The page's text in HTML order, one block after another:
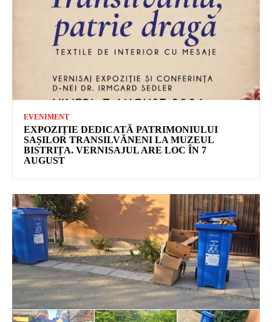
EVENIMENT
EXPOZIȚIE DEDICATĂ PATRIMONIULUI
SAȘILOR TRANSILVĂNENI LA MUZEUL
BISTRIȚA. VERNISAJUL ARE LOC ÎN 7
AUGUST